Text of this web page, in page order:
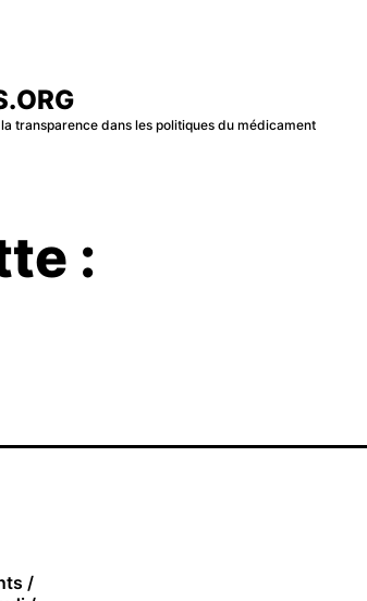
transparence dans les politiques du médicament
:
/